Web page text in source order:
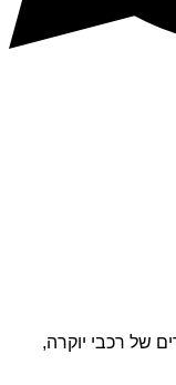
של רכבי יוקרה,